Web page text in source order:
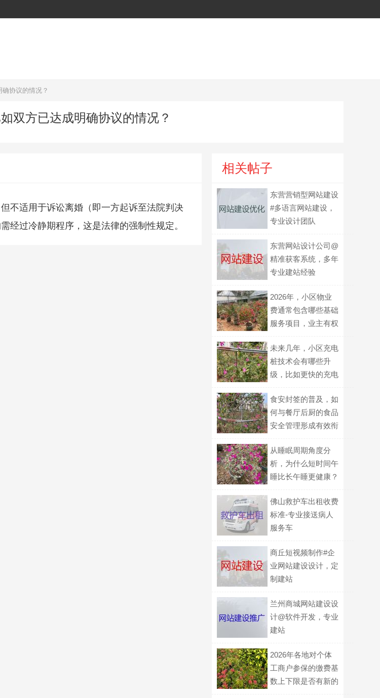
协议的情况？
双方已达成明确协议的情况？
但不适用于诉讼离婚（即一方起诉至法院判决
经过冷静期程序，这是法律的强制性规定。
相关帖子
东营营销型网站建设
#多语言网站建设，
专业设计团队
东营网站设计公司@
精准获客系统，多年
专业建站经验
2026年，小区物业
费通常包含哪些基础
服务项目，业主有权
么？
未来几年，小区充电
桩技术会有哪些升
级，比如更快的充电
理？
食安封签的普及，如
何与餐厅后厨的食品
安全管理形成有效衔
障体系？
从睡眠周期角度分
析，为什么短时间午
睡比长午睡更健康？
佛山救护车出租收费
标准-专业接送病人
服务车
商丘短视频制作#企
业网站建设设计，定
制建站
兰州商城网站建设设
计@软件开发，专业
建站
2026年各地对个体
工商户参保的缴费基
数上下限是否有新的